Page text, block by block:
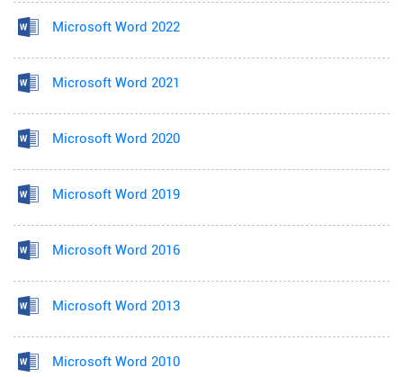
Microsoft Word 2022
Microsoft Word 2021
Microsoft Word 2020
Microsoft Word 2019
Microsoft Word 2016
Microsoft Word 2013
Microsoft Word 2010